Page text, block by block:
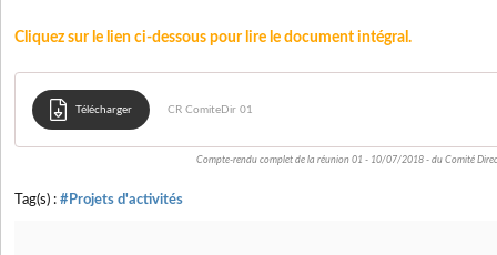
Cliquez sur le lien ci-dessous pour lire le document intégral.
Télécharger CR ComiteDir 01
Compte-rendu complet de la réunion 01 - 10/07/2018 - du Comité
Tag(s) : #Projets d'activités